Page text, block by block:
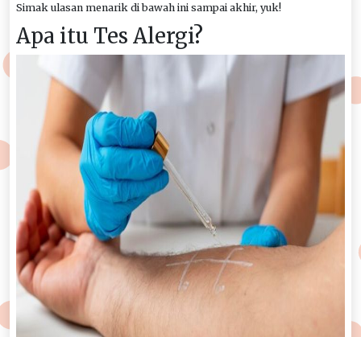
Simak ulasan menarik di bawah ini sampai akhir, yuk!
Apa itu Tes Alergi?